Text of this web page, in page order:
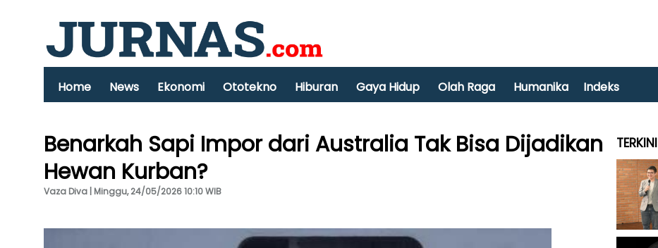
Home News Ekonomi Ototekno Hiburan Gaya Hidup Olah Raga Humanika Indeks
Benarkah Sapi Impor dari Australia Tak Bisa Dijadikan
Hewan Kurban?
Vaza Diva | Minggu, 24/05/2026 10:10 WIB
TERKINI